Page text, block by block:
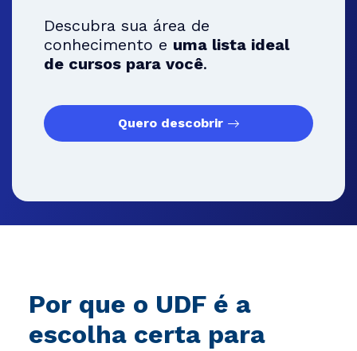
Descubra sua área de
conhecimento e uma lista ideal
de cursos para você.
Quero descobrir
Por que o UDF é a
escolha certa para